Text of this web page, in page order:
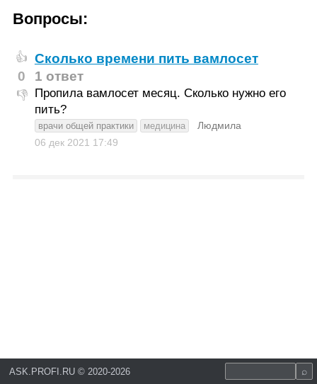
Вопросы:
👍
0
👎
Сколько времени пить вамлосет
1 ответ
Пропила вамлосет месяц. Сколько нужно его
пить?
врачи общей практики медицина
Людмила
06 дек 2021 17:49
ASK.PROFI.RU © 2020-2026